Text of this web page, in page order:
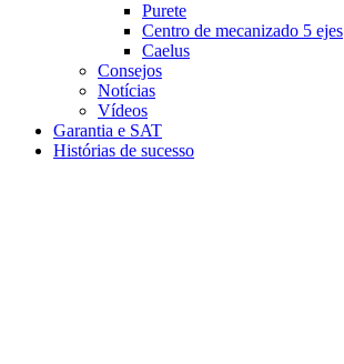
Purete
Centro de mecanizado 5 ejes
Caelus
Consejos
Notícias
Vídeos
Garantia e SAT
Histórias de sucesso